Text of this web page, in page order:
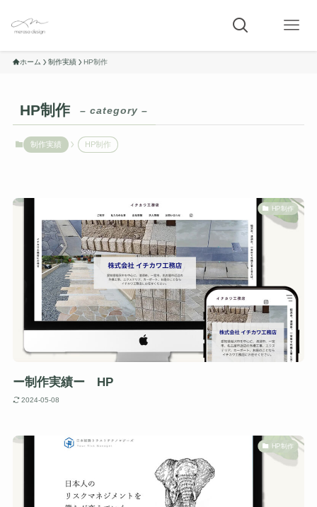
ホーム 制作実績 HP制作
HP制作 – category –
制作実績 HP制作
HP制作
ー制作実績ー HP
2024-05-08
HP制作